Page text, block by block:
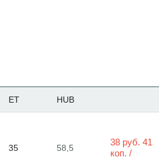
ET HUB
35 58,5
38 руб. 41
коп. /